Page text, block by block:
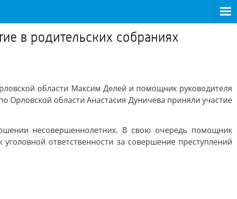
в родительских собраниях
области Максим Делей и помощник руководителя
Орловской области Анастасия Дуничева приняли участие
несовершеннолетних. В свою очередь помощник
ответственности за совершение преступлений